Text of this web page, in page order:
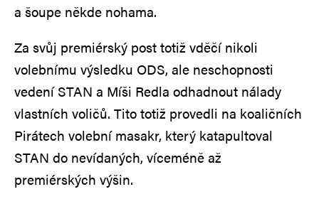
a šoupe někde nohama.
Za svůj premiérský post totiž vděčí nikoli
volebnímu výsledku ODS, ale neschopnosti
vedení STAN a Míši Redla odhadnout nálady
vlastních voličů. Tito totiž provedli na koaličních
Pirátech volební masakr, který katapultoval
STAN do nevídaných, víceméně až
premiérských výšin.